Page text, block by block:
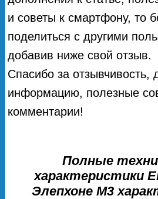
и советы к смартфону, то
поделиться с другими
добавив ниже свой отзыв.
Спасибо за отзывчивость,
информацию, полезные
комментарии!
Полные
характеристики
Элепхоне М3